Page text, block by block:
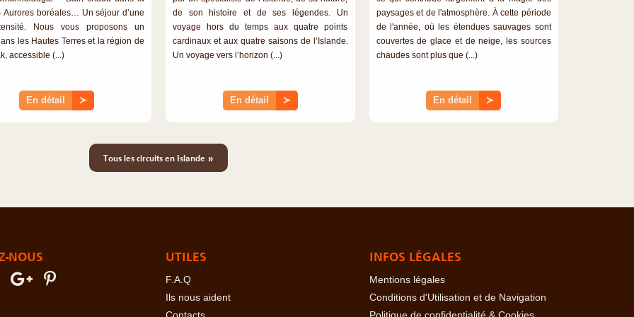
Aurores boréales… Un séjour d’une
Nous vous proposons un
les Hautes Terres et la région de
accessible (...)
En détail ≻
de son histoire et de ses légendes. Un
voyage hors du temps aux quatre points
cardinaux et aux quatre saisons de l’Islande.
Un voyage vers l’horizon (...)
En détail ≻
paysages et de l'atmosphère. À cette période
de l'année, où les étendues sauvages sont
couvertes de glace et de neige, les sources
chaudes sont plus que (...)
En détail ≻
Tous les circuits en Islande »
NOUS UTILES
F.A.Q
Ils nous aident
INFOS LÉGALES
Mentions légales
Conditions d'Utilisation et de Navigation